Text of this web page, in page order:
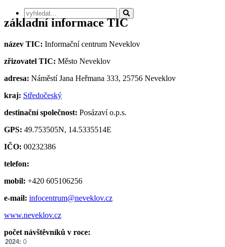
základní informace TIC
název TIC: Informační centrum Neveklov
zřizovatel TIC: Město Neveklov
adresa: Náměstí Jana Heřmana 333, 25756 Neveklov
kraj: Středočeský
destinační společnost: Posázaví o.p.s.
GPS: 49.753505N, 14.5335514E
IČO: 00232386
telefon:
mobil: +420 605106256
e-mail: infocentrum@neveklov.cz
www.neveklov.cz
počet návštěvníků v roce:
2024: 0